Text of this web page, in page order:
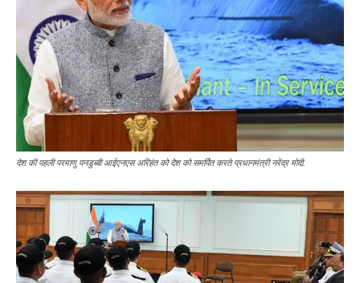
देश की पहली परमाणु पनडुब्बी आईएनएस अरिहंत को देश को समर्पित करते प्रधानमंत्री नरेंद्र मोदी.